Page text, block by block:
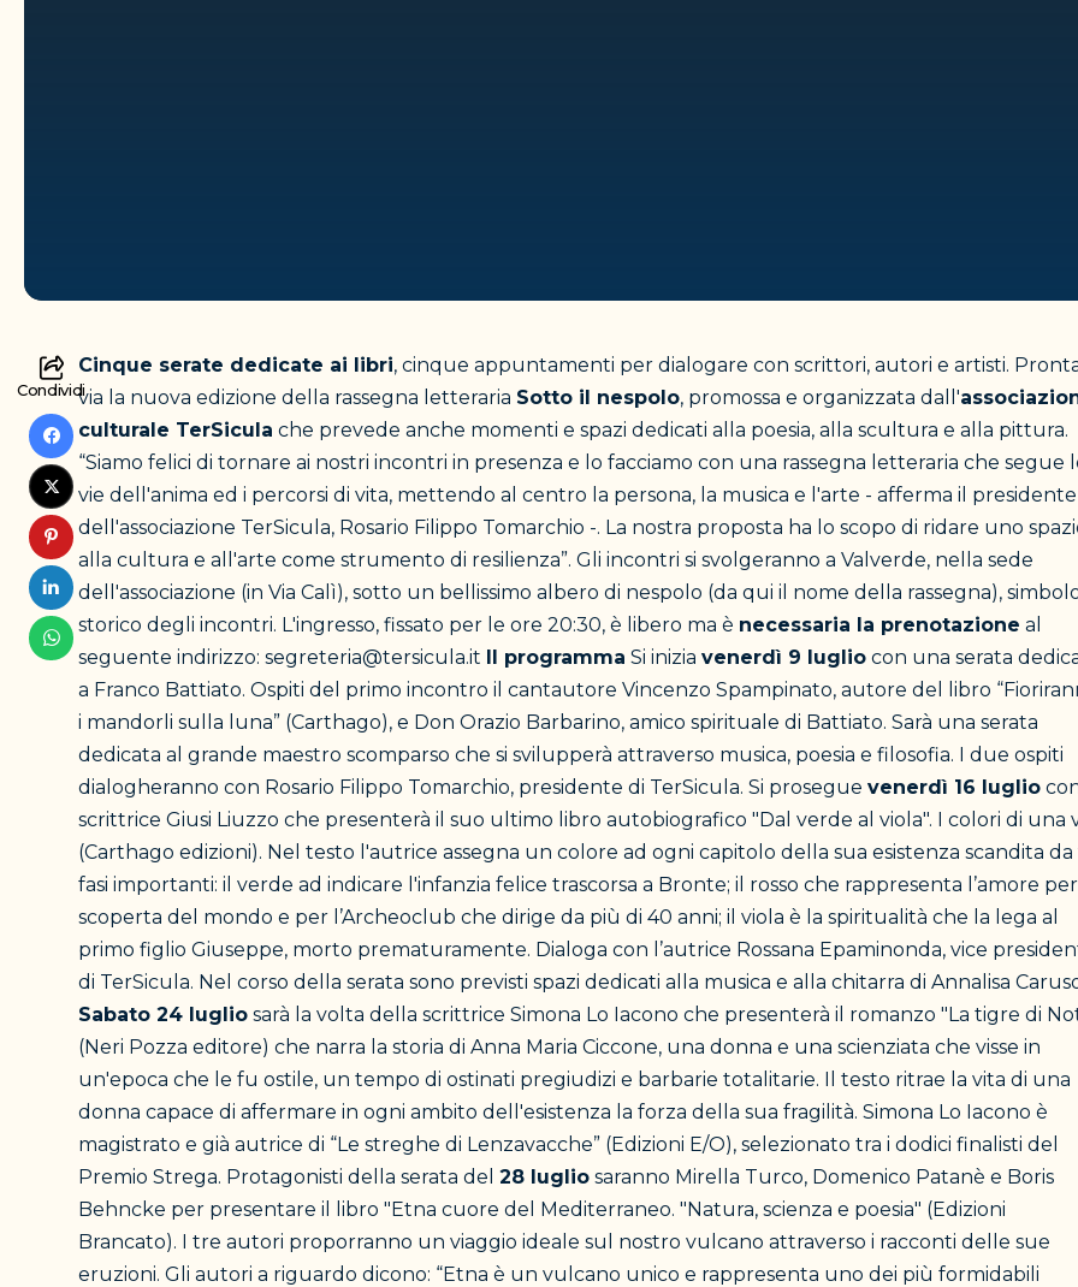
Condividi
Cinque serate dedicate ai libri, cinque appuntamenti per dialogare con scrittori, autori e artisti. Pronta
via la nuova edizione della rassegna letteraria Sotto il nespolo, promossa e organizzata dall'
culturale TerSicula che prevede anche momenti e spazi dedicati alla poesia, alla scultura e alla pittura.
“Siamo felici di tornare ai nostri incontri in presenza e lo facciamo con una rassegna letteraria che segue
vie dell'anima ed i percorsi di vita, mettendo al centro la persona, la musica e l'arte - afferma il presidente
dell'associazione TerSicula, Rosario Filippo Tomarchio -. La nostra proposta ha lo scopo di ridare uno
alla cultura e all'arte come strumento di resilienza”. Gli incontri si svolgeranno a Valverde, nella sede
dell'associazione (in Via Calì), sotto un bellissimo albero di nespolo (da qui il nome della rassegna),
storico degli incontri. L'ingresso, fissato per le ore 20:30, è libero ma è necessaria la prenotazione al
seguente indirizzo: segreteria@tersicula.it Il programma Si inizia venerdì 9 luglio con una serata
a Franco Battiato. Ospiti del primo incontro il cantautore Vincenzo Spampinato, autore del libro
i mandorli sulla luna” (Carthago), e Don Orazio Barbarino, amico spirituale di Battiato. Sarà una serata
dedicata al grande maestro scomparso che si svilupperà attraverso musica, poesia e filosofia. I due ospiti
dialogheranno con Rosario Filippo Tomarchio, presidente di TerSicula. Si prosegue venerdì 16 luglio
scrittrice Giusi Liuzzo che presenterà il suo ultimo libro autobiografico "Dal verde al viola". I colori di una
(Carthago edizioni). Nel testo l'autrice assegna un colore ad ogni capitolo della sua esistenza scandita
fasi importanti: il verde ad indicare l'infanzia felice trascorsa a Bronte; il rosso che rappresenta l’amore
scoperta del mondo e per l’Archeoclub che dirige da più di 40 anni; il viola è la spiritualità che la lega al
primo figlio Giuseppe, morto prematuramente. Dialoga con l’autrice Rossana Epaminonda, vice
di TerSicula. Nel corso della serata sono previsti spazi dedicati alla musica e alla chitarra di Annalisa
Sabato 24 luglio sarà la volta della scrittrice Simona Lo Iacono che presenterà il romanzo "La tigre di
(Neri Pozza editore) che narra la storia di Anna Maria Ciccone, una donna e una scienziata che visse in
un'epoca che le fu ostile, un tempo di ostinati pregiudizi e barbarie totalitarie. Il testo ritrae la vita di una
donna capace di affermare in ogni ambito dell'esistenza la forza della sua fragilità. Simona Lo Iacono è
magistrato e già autrice di “Le streghe di Lenzavacche” (Edizioni E/O), selezionato tra i dodici finalisti del
Premio Strega. Protagonisti della serata del 28 luglio saranno Mirella Turco, Domenico Patanè e Boris
Behncke per presentare il libro "Etna cuore del Mediterraneo. "Natura, scienza e poesia" (Edizioni
Brancato). I tre autori proporranno un viaggio ideale sul nostro vulcano attraverso i racconti delle sue
eruzioni. Gli autori a riguardo dicono: “Etna è un vulcano unico e rappresenta uno dei più formidabili